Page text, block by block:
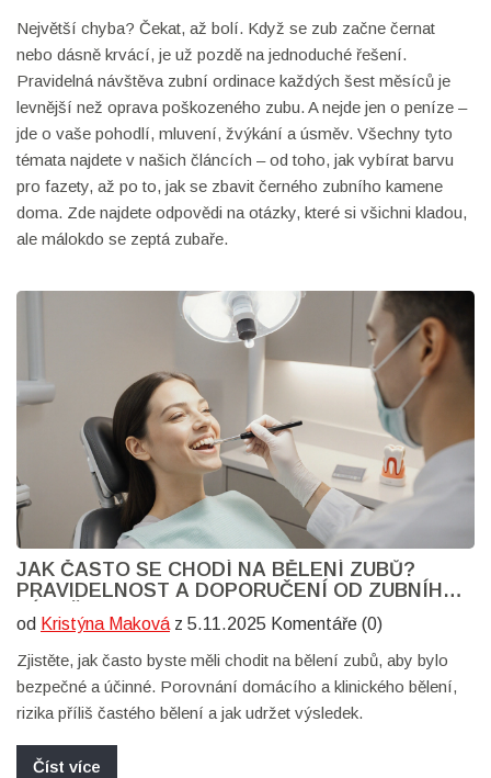
Největší chyba? Čekat, až bolí. Když se zub začne černat
nebo dásně krvácí, je už pozdě na jednoduché řešení.
Pravidelná návštěva zubní ordinace každých šest měsíců je
levnější než oprava poškozeného zubu. A nejde jen o peníze –
jde o vaše pohodlí, mluvení, žvýkání a úsměv. Všechny tyto
témata najdete v našich článcích – od toho, jak vybírat barvu
pro fazety, až po to, jak se zbavit černého zubního kamene
doma. Zde najdete odpovědi na otázky, které si všichni kladou,
ale málokdo se zeptá zubaře.
JAK ČASTO SE CHODÍ NA BĚLENÍ ZUBŮ?
PRAVIDELNOST A DOPORUČENÍ OD ZUBNÍHO
LÉKAŘE
od Kristýna Maková z 5.11.2025 Komentáře (0)
Zjistěte, jak často byste měli chodit na bělení zubů, aby bylo
bezpečné a účinné. Porovnání domácího a klinického bělení,
rizika příliš častého bělení a jak udržet výsledek.
Číst více